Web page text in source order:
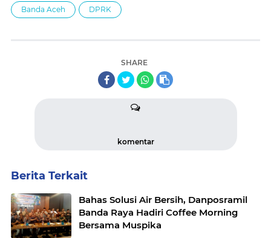
Banda Aceh DPRK
SHARE
komentar
Berita Terkait
Bahas Solusi Air Bersih, Danposramil
Banda Raya Hadiri Coffee Morning
Bersama Muspika